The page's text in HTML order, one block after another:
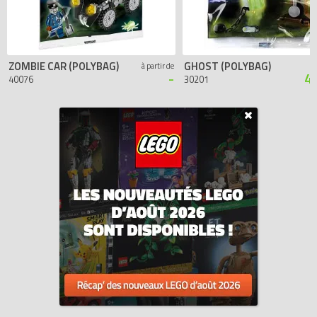
ZOMBIE CAR (POLYBAG)
40076
à partir de
-
GHOST (POLYBAG)
30201